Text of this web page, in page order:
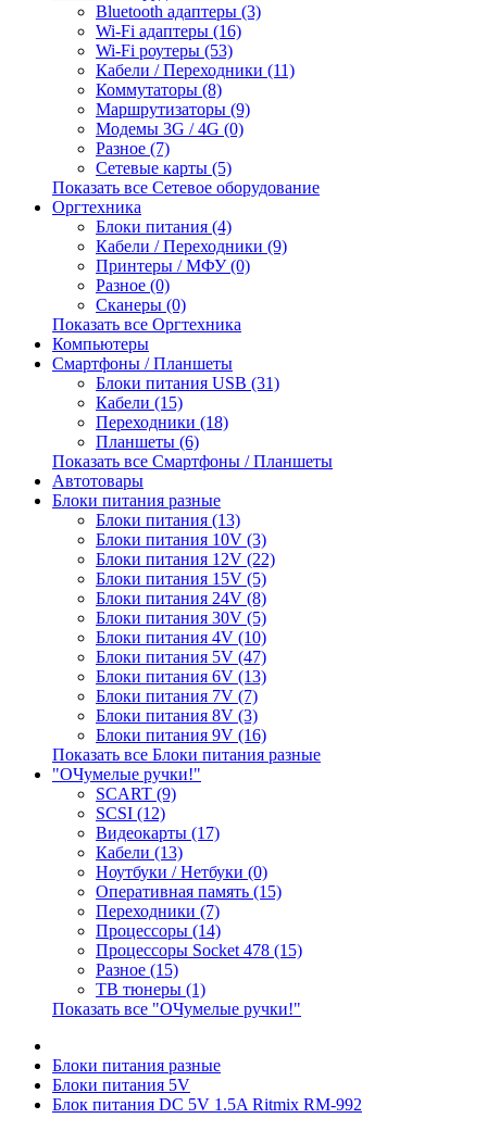
Bluetooth адаптеры (3)
Wi-Fi адаптеры (16)
Wi-Fi роутеры (53)
Кабели / Переходники (11)
Коммутаторы (8)
Маршрутизаторы (9)
Модемы 3G / 4G (0)
Разное (7)
Сетевые карты (5)
Показать все Сетевое оборудование
Оргтехника
Блоки питания (4)
Кабели / Переходники (9)
Принтеры / МФУ (0)
Разное (0)
Сканеры (0)
Показать все Оргтехника
Компьютеры
Смартфоны / Планшеты
Блоки питания USB (31)
Кабели (15)
Переходники (18)
Планшеты (6)
Показать все Смартфоны / Планшеты
Автотовары
Блоки питания разные
Блоки питания (13)
Блоки питания 10V (3)
Блоки питания 12V (22)
Блоки питания 15V (5)
Блоки питания 24V (8)
Блоки питания 30V (5)
Блоки питания 4V (10)
Блоки питания 5V (47)
Блоки питания 6V (13)
Блоки питания 7V (7)
Блоки питания 8V (3)
Блоки питания 9V (16)
Показать все Блоки питания разные
"ОЧумелые ручки!"
SCART (9)
SCSI (12)
Видеокарты (17)
Кабели (13)
Ноутбуки / Нетбуки (0)
Оперативная память (15)
Переходники (7)
Процессоры (14)
Процессоры Socket 478 (15)
Разное (15)
ТВ тюнеры (1)
Показать все "ОЧумелые ручки!"
Блоки питания разные
Блоки питания 5V
Блок питания DC 5V 1.5A Ritmix RM-992